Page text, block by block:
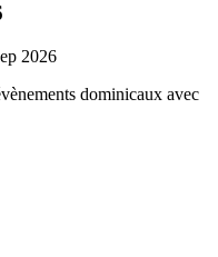
2026
dominicaux avec